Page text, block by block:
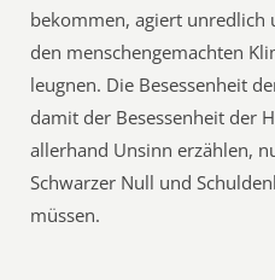
bekommen, agiert
den menschengemachten
leugnen. Die Besessenheit
damit der Besessenheit der
allerhand Unsinn erzählen,
Schwarzer Null und
müssen.